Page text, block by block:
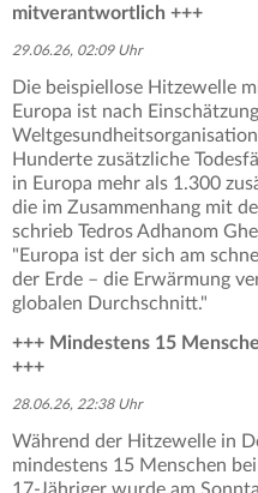
mitverantwortlich +++
29.06.26, 02:09 Uhr
Die beispiellose Hitzewelle
Europa ist nach
Hunderte zusätzliche
in Europa mehr als 1.300
die im Zusammenhang mit
schrieb Tedros Adhanom
"Europa ist der sich am
der Erde – die Erwärmung
globalen Durchschnitt."
+++ Mindestens 15
+++
28.06.26, 22:38 Uhr
Während der Hitzewelle in
mindestens 15 Menschen